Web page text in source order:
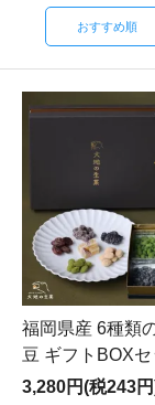
おすすめ順
福岡県産 6種類
豆 ギフトBOXセ
3,280円(税243